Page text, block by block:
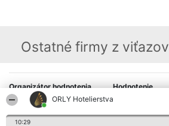
ORLY Hotelierstva
10:29
Ostatné firmy z viťazov
Organizátor hodnotenia
Bright Side Solutions sp. z o.
o. sp. k.
Wrocław 50-079
Hodnotenie